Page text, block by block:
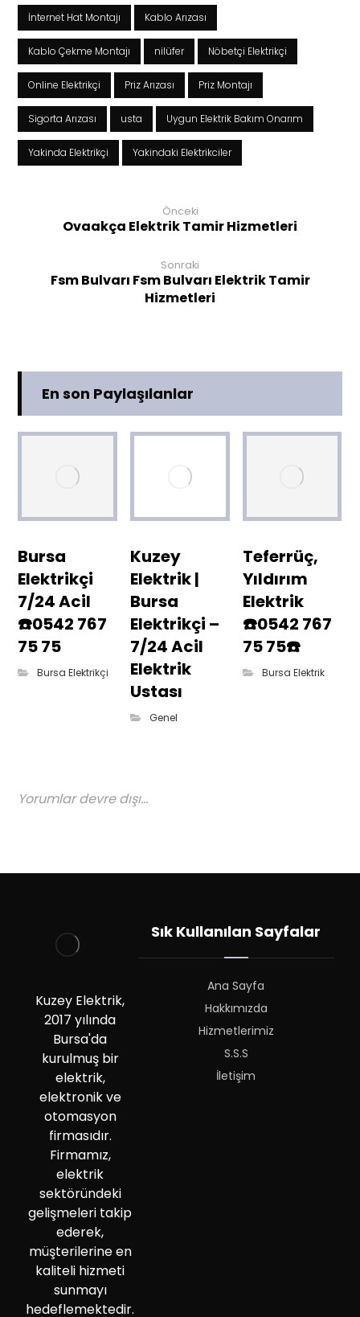
İnternet Hat Montajı Kablo Arızası
Kablo Çekme Montajı nilüfer Nöbetçi Elektrikçi
Online Elektrikçi Priz Arızası Priz Montajı
Sigorta Arızası usta Uygun Elektrik Bakım Onarım
Yakinda Elektrikçi Yakindaki Elektrikciler
Önceki
Ovaakça Elektrik Tamir Hizmetleri
Sonraki
Fsm Bulvarı Fsm Bulvarı Elektrik Tamir
Hizmetleri
En son Paylaşılanlar
Bursa
Elektrikçi
7/24 Acil
☎️0542 767
75 75
Bursa Elektrikçi
Kuzey
Elektrik |
Bursa
Elektrikçi –
7/24 Acil
Elektrik
Ustası
Genel
Teferrüç,
Yıldırım
Elektrik
☎️0542 767
75 75☎️
Bursa Elektrik
Yorumlar devre dışı...
Kuzey Elektrik,
2017 yılında
Bursa'da
kurulmuş bir
elektrik,
elektronik ve
otomasyon
firmasıdır.
Firmamız,
elektrik
sektöründeki
gelişmeleri takip
ederek,
müşterilerine en
kaliteli hizmeti
sunmayı
hedeflemektedir.
Sık Kullanılan Sayfalar
Ana Sayfa
Hakkımızda
Hizmetlerimiz
S.S.S
İletişim